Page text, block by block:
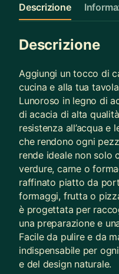
Descrizione
Descrizione
Aggiungi un tocco di
cucina e alla tua
Lunoroso in legno di
di acacia di alta
resistenza all’acqua e
che rendono ogni
rende ideale non solo
verdure, carne o
raffinato piatto da
formaggi, frutta o
è progettata per
una preparazione e
Facile da pulire e da
indispensabile per
e del design naturale.